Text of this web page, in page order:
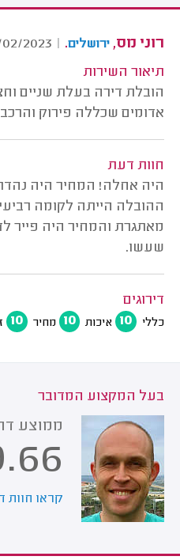
רוני מס, ירושלים.
|
2023
תיאור השירות
הובלת דירה בעלת שניים
אדומים שכללה פירוק
חוות דעת
היה אחלה! המחיר היה
ההובלה הייתה לקומה
מאתגרת והמחיר היה פייר
שעשו.
דירוגים
כללי 10 איכות 10 מחיר 10
בעל המקצוע המדובר
ממוצע
קראו חוות